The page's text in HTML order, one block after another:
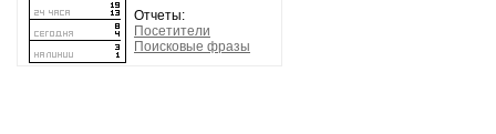
Отчеты:
Посетители
Поисковые фразы